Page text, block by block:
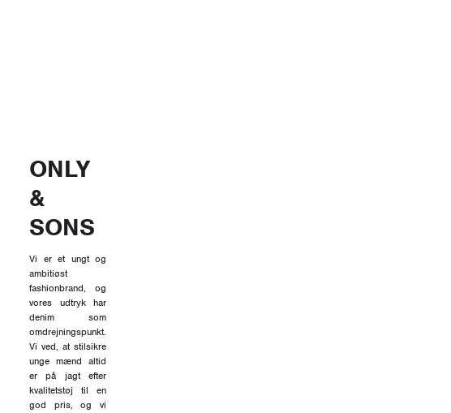
ONLY
&
SONS
Vi er et ungt og
ambitiøst
fashionbrand, og
vores udtryk har
denim som
omdrejningspunkt.
Vi ved, at stilsikre
unge mænd altid
er på jagt efter
kvalitetstøj til en
god pris, og vi